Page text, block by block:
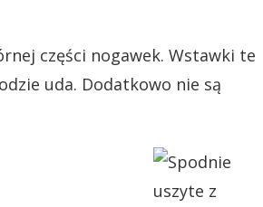
części nogawek. Wstawki te
uda. Dodatkowo nie są